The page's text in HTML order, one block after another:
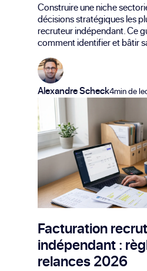
Construire une niche
décisions stratégiques les
recruteur indépendant. Ce
comment identifier et bâtir
Alexandre Scheck4min de
Facturation
indépendant :
relances 2026